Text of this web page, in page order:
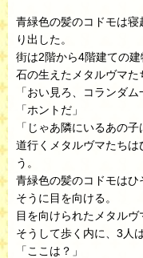
青緑色の髪のコドモは
り出した。
街は2階から4階建ての
石の生えたメタルヴマた
「おい見ろ、コランダ
「ホントだ」
「じゃあ隣にいるあの子
道行くメタルヴマたち
う。
青緑色の髪のコドモは
そうに目を向ける。
目を向けられたメタルヴ
そうして歩く内に、3人
「ここは？」